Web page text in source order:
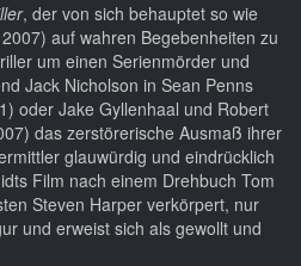
, der von sich behauptet so wie
auf wahren Begebenheiten zu
um einen Serienmörder und
Jack Nicholson in Sean Penns
oder Jake Gyllenhaal und Robert
das zerstörerische Ausmaß ihrer
glauwürdig und eindrücklich
Film nach einem Drehbuch Tom
Steven Harper verkörpert, nur
und erweist sich als gewollt und